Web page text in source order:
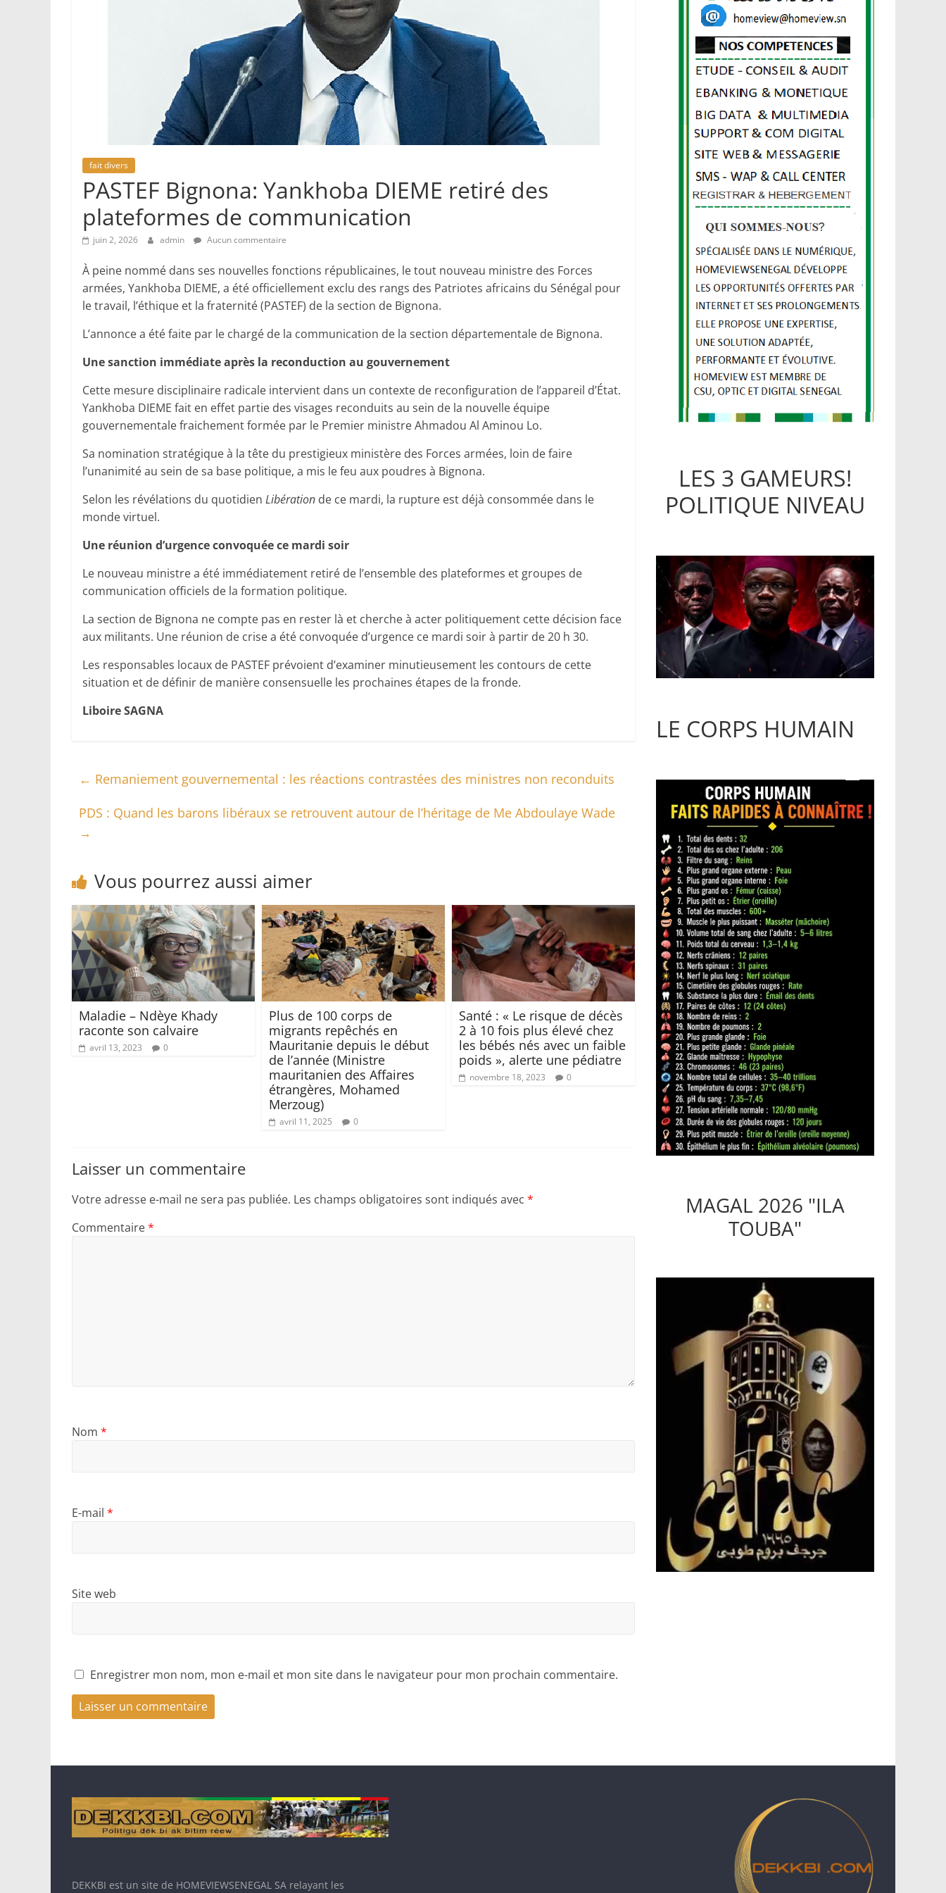
fait divers
PASTEF Bignona: Yankhoba DIEME retiré des
plateformes de communication
juin 2, 2026 admin Aucun commentaire
À peine nommé dans ses nouvelles fonctions républicaines, le tout nouveau ministre des Forces
armées, Yankhoba DIEME, a été officiellement exclu des rangs des Patriotes africains du Sénégal pour
le travail, l’éthique et la fraternité (PASTEF) de la section de Bignona.
L’annonce a été faite par le chargé de la communication de la section départementale de Bignona.
Une sanction immédiate après la reconduction au gouvernement
Cette mesure disciplinaire radicale intervient dans un contexte de reconfiguration de l’appareil d’État.
Yankhoba DIEME fait en effet partie des visages reconduits au sein de la nouvelle équipe
gouvernementale fraichement formée par le Premier ministre Ahmadou Al Aminou Lo.
Sa nomination stratégique à la tête du prestigieux ministère des Forces armées, loin de faire
l’unanimité au sein de sa base politique, a mis le feu aux poudres à Bignona.
Selon les révélations du quotidien Libération de ce mardi, la rupture est déjà consommée dans le
monde virtuel.
Une réunion d’urgence convoquée ce mardi soir
Le nouveau ministre a été immédiatement retiré de l’ensemble des plateformes et groupes de
communication officiels de la formation politique.
La section de Bignona ne compte pas en rester là et cherche à acter politiquement cette décision face
aux militants. Une réunion de crise a été convoquée d’urgence ce mardi soir à partir de 20 h 30.
Les responsables locaux de PASTEF prévoient d’examiner minutieusement les contours de cette
situation et de définir de manière consensuelle les prochaines étapes de la fronde.
Liboire SAGNA
← Remaniement gouvernemental : les réactions contrastées des ministres non reconduits
PDS : Quand les barons libéraux se retrouvent autour de l’héritage de Me Abdoulaye Wade
→
Vous pourrez aussi aimer
Maladie – Ndèye Khady
raconte son calvaire
avril 13, 2023 0
Plus de 100 corps de
migrants repêchés en
Mauritanie depuis le début
de l’année (Ministre
mauritanien des Affaires
étrangères, Mohamed
Merzoug)
avril 11, 2025 0
Santé : « Le risque de décès
2 à 10 fois plus élevé chez
les bébés nés avec un faible
poids », alerte une pédiatre
novembre 18, 2023 0
Laisser un commentaire
Votre adresse e-mail ne sera pas publiée. Les champs obligatoires sont indiqués avec *
Commentaire*
Nom *
E-mail *
Site web
Enregistrer mon nom, mon e-mail et mon site dans le navigateur pour mon prochain commentaire.
LES 3 GAMEURS!
POLITIQUE NIVEAU
LE CORPS HUMAIN
MAGAL 2026 "ILA
TOUBA"
DEKKBI est un site de HOMEVIEWSENEGAL SA relayant les